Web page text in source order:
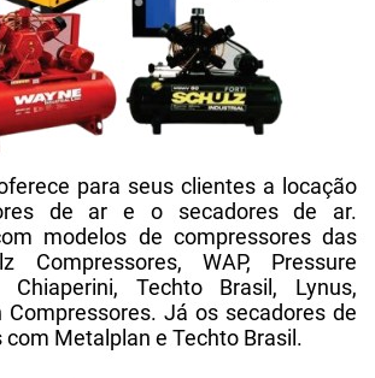
para seus clientes a locação
de ar e o secadores de ar.
modelos de compressores das
Compressores, WAP, Pressure
Chiaperini, Techto Brasil, Lynus,
Compressores. Já os secadores de
com Metalplan e Techto Brasil.